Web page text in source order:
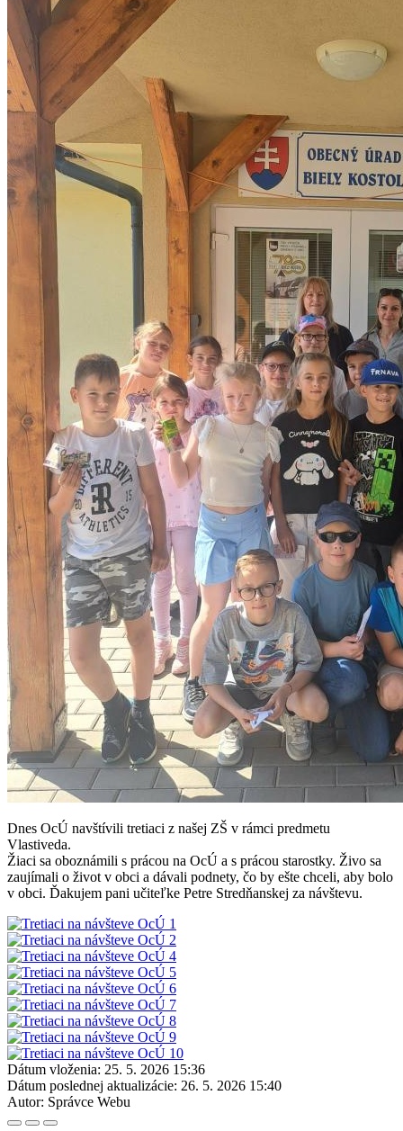
Dnes OcÚ navštívili tretiaci z našej ZŠ v rámci predmetu
Vlastiveda.
Žiaci sa oboznámili s prácou na OcÚ a s prácou starostky. Živo sa
zaujímali o život v obci a dávali podnety, čo by ešte chceli, aby bolo
v obci. Ďakujem pani učiteľke Petre Stredňanskej za návštevu.
Dátum vloženia: 25. 5. 2026 15:36
Dátum poslednej aktualizácie: 26. 5. 2026 15:40
Autor: Správce Webu